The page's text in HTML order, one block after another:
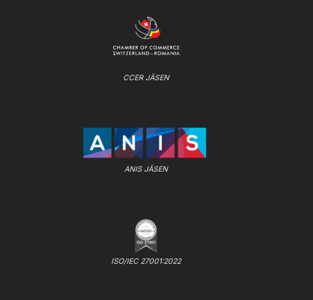
CCER JÄSEN
ANIS JÄSEN
ISO/IEC 27001:2022